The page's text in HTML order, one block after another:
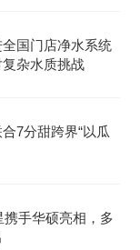
国门店净水系统
杂水质挑战
7分甜跨界“以瓜
手华硕亮相，多